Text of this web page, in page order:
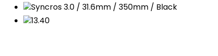
Syncros 3.0 / 31.6mm / 350mm / Black
13.40